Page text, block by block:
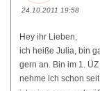
24.10.2011 19:58
Hey ihr Lieben,
ich heiße Julia, bin
gern an. Bin im 1.
nehme ich schon